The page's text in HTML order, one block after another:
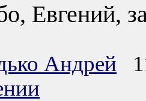
Евгений,
Андрей